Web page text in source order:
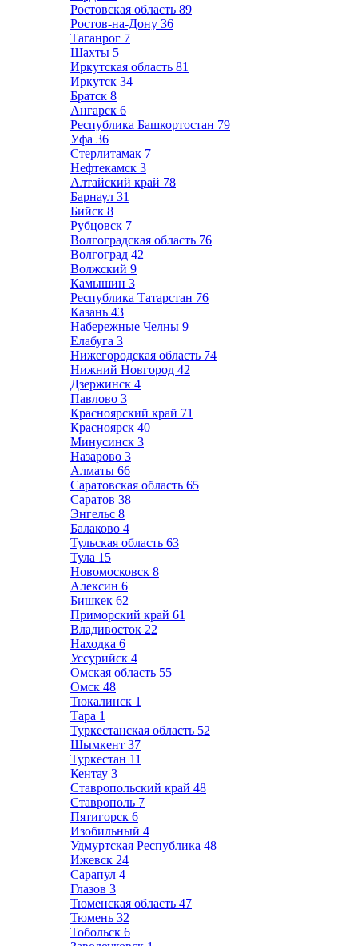
Ростовская область 89
Ростов-на-Дону 36
Таганрог 7
Шахты 5
Иркутская область 81
Иркутск 34
Братск 8
Ангарск 6
Республика Башкортостан 79
Уфа 36
Стерлитамак 7
Нефтекамск 3
Алтайский край 78
Барнаул 31
Бийск 8
Рубцовск 7
Волгоградская область 76
Волгоград 42
Волжский 9
Камышин 3
Республика Татарстан 76
Казань 43
Набережные Челны 9
Елабуга 3
Нижегородская область 74
Нижний Новгород 42
Дзержинск 4
Павлово 3
Красноярский край 71
Красноярск 40
Минусинск 3
Назарово 3
Алматы 66
Саратовская область 65
Саратов 38
Энгельс 8
Балаково 4
Тульская область 63
Тула 15
Новомосковск 8
Алексин 6
Бишкек 62
Приморский край 61
Владивосток 22
Находка 6
Уссурийск 4
Омская область 55
Омск 48
Тюкалинск 1
Тара 1
Туркестанская область 52
Шымкент 37
Туркестан 11
Кентау 3
Ставропольский край 48
Ставрополь 7
Пятигорск 6
Изобильный 4
Удмуртская Республика 48
Ижевск 24
Сарапул 4
Глазов 3
Тюменская область 47
Тюмень 32
Тобольск 6